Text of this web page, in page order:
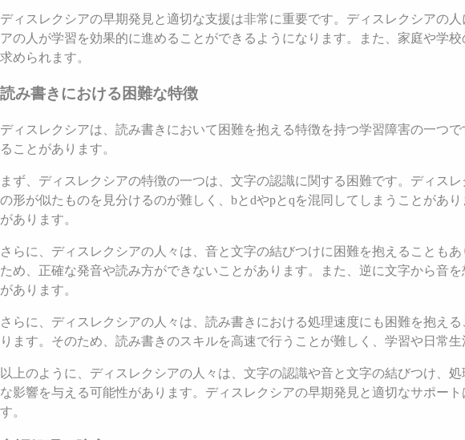
ディスレクシアの早期発見と適切な支援は非常に重要です。ディスレクシアの
アの人が学習を効果的に進めることができるようになります。また、家庭や学
求められます。
読み書きにおける困難な特徴
ディスレクシアは、読み書きにおいて困難を抱える特徴を持つ学習障害の一つ
ることがあります。
まず、ディスレクシアの特徴の一つは、文字の認識に関する困難です。ディス
の形が似たものを見分けるのが難しく、bとdやpとqを混同してしまうことがあ
があります。
さらに、ディスレクシアの人々は、音と文字の結びつけに困難を抱えることも
ため、正確な発音や読み方ができないことがあります。また、逆に文字から音
があります。
さらに、ディスレクシアの人々は、読み書きにおける処理速度にも困難を抱え
ります。そのため、読み書きのスキルを高速で行うことが難しく、学習や日常
以上のように、ディスレクシアの人々は、文字の認識や音と文字の結びつけ、
な影響を与える可能性があります。ディスレクシアの早期発見と適切なサポー
す。